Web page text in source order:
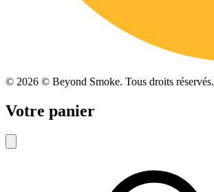
© 2026 © Beyond Smoke. Tous droits réservés.
Votre panier